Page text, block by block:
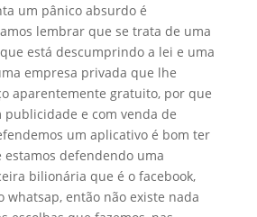
um pânico absurdo é
lembrar que se trata de uma
está descumprindo a lei e uma
empresa privada que lhe
aparentemente gratuito, por que
publicidade e com venda de
um aplicativo é bom ter
estamos defendendo uma
bilionária que é o facebook,
whatsap, então não existe nada